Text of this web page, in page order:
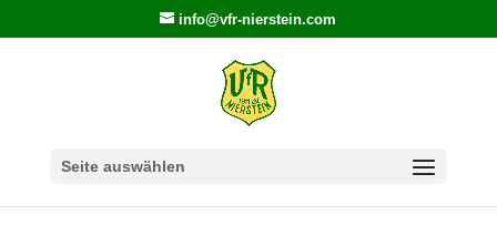
info@vfr-nierstein.com
Seite auswählen